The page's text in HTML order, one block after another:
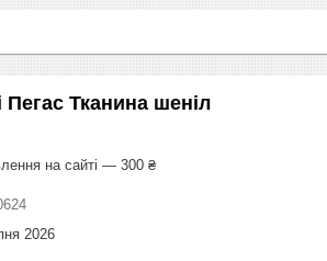
Пегас Тканина шеніл
на сайті — 300 ₴
2026